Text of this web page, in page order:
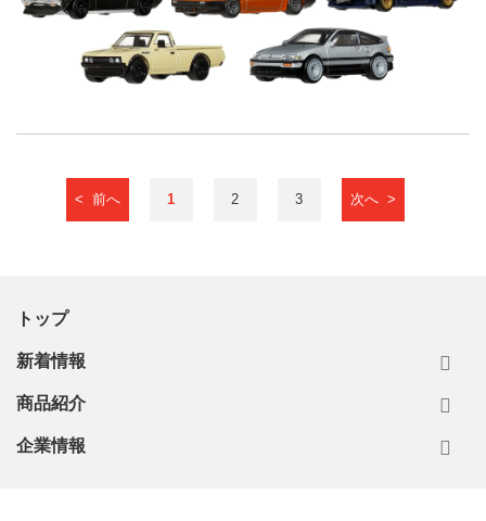
< 前へ 1 2 3 次へ >
トップ
新着情報
商品紹介
企業情報